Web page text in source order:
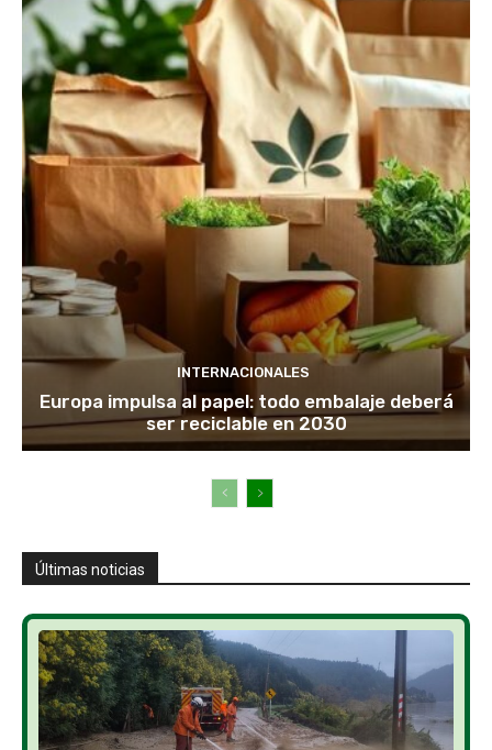
INTERNACIONALES
Europa impulsa al papel: todo embalaje deberá
ser reciclable en 2030
Últimas noticias